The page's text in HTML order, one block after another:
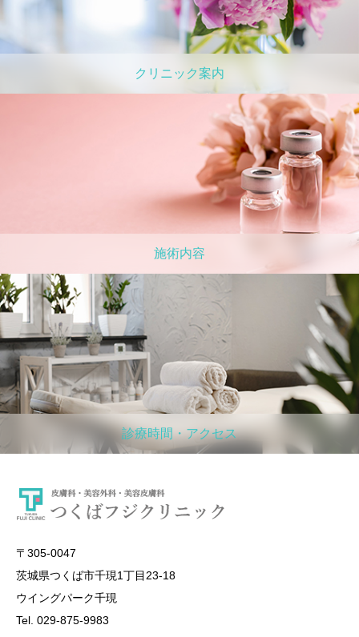
クリニック案内
施術内容
診療時間・アクセス
〒305-0047
茨城県つくば市千現1丁目23-18
ウイングパーク千現
Tel. 029-875-9983